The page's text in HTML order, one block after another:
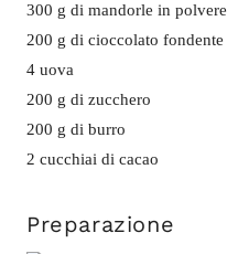
300 g di mandorle in polvere
200 g di cioccolato fondente
4 uova
200 g di zucchero
200 g di burro
2 cucchiai di cacao
Preparazione